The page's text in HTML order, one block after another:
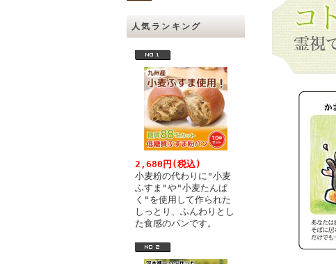
人気ランキング
2,680円(税込)
小麦粉の代わりに"小麦
ふすま"や"小麦たんぱ
く"を使用して作られた
しっとり、ふんわりとし
た食感のパンです。